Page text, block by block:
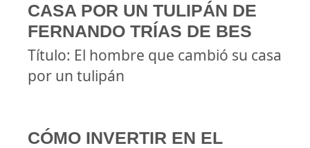
CASA POR UN TULIPÁN DE
FERNANDO TRÍAS DE BES
Título: El hombre que cambió su casa
por un tulipán
CÓMO INVERTIR EN EL